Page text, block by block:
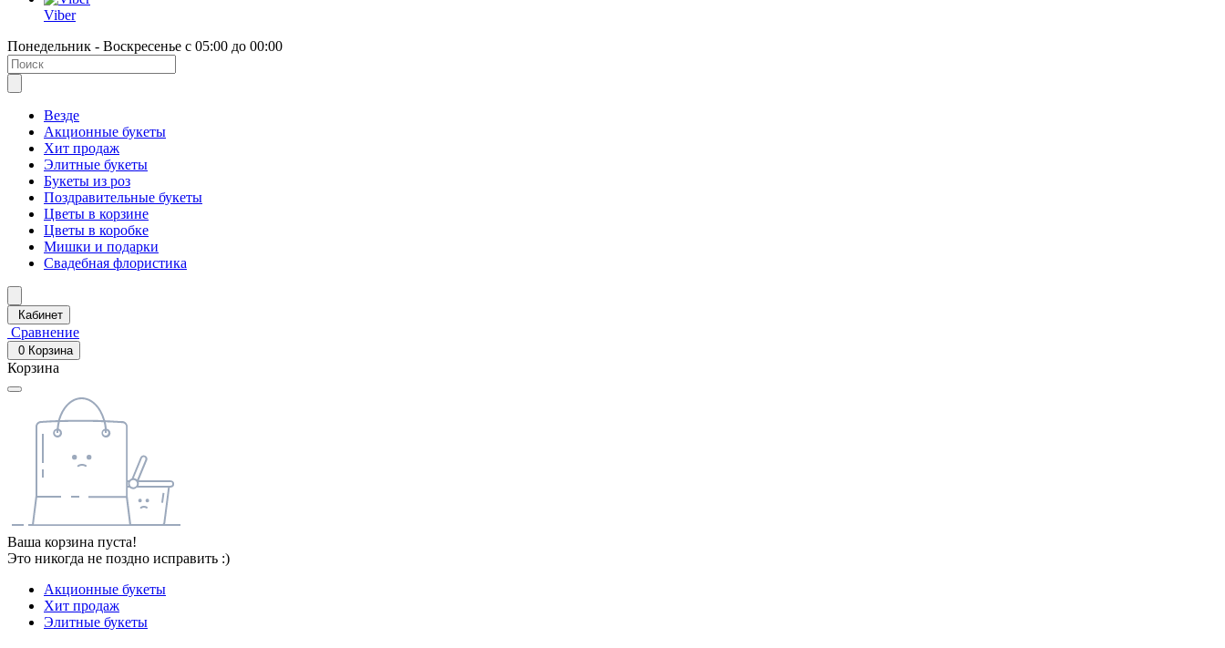
Viber
Понедельник - Воскресенье с 05:00 до 00:00
Везде
Акционные букеты
Хит продаж
Элитные букеты
Букеты из роз
Поздравительные букеты
Цветы в корзине
Цветы в коробке
Мишки и подарки
Свадебная флористика
Кабинет
Сравнение
0 Корзина
Корзина
Ваша корзина пуста!
Это никогда не поздно исправить :)
Акционные букеты
Хит продаж
Элитные букеты